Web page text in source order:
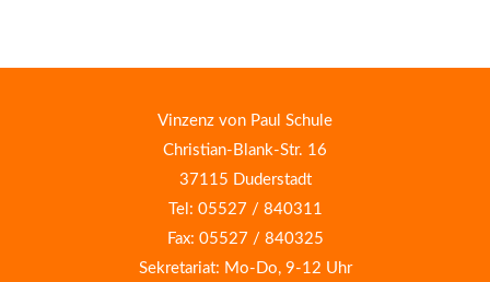
Vinzenz von Paul Schule
Christian-Blank-Str. 16
37115 Duderstadt
Tel: 05527 / 840311
Fax: 05527 / 840325
Sekretariat: Mo-Do, 9-12 Uhr